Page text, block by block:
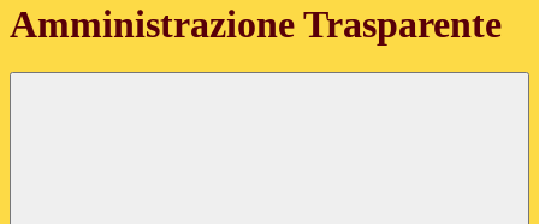
Amministrazione Trasparente